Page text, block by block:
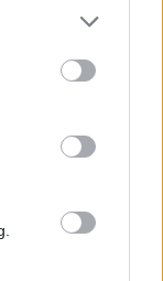
μου
σε τέτοιο